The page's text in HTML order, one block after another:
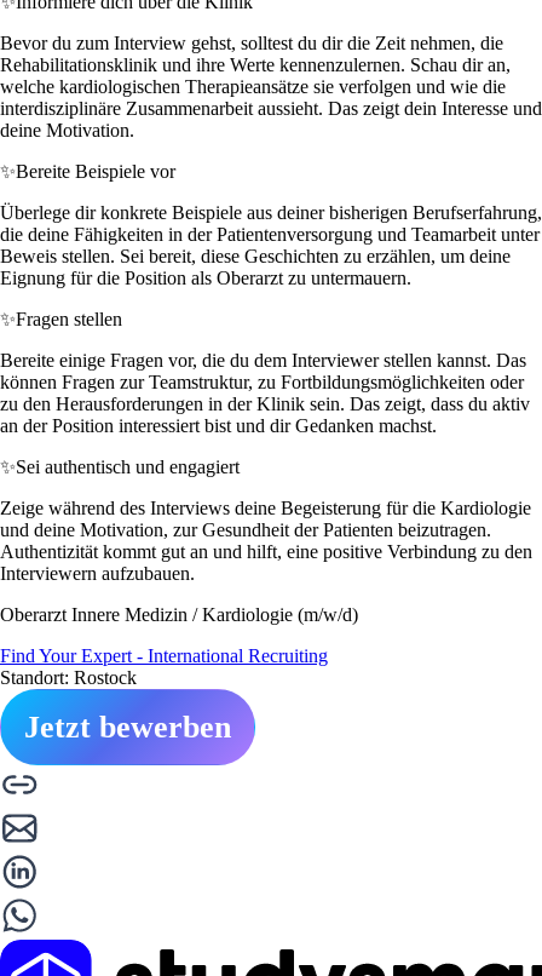
Bevor du zum Interview gehst, solltest du dir die Zeit nehmen, die
Rehabilitationsklinik und ihre Werte kennenzulernen. Schau dir an,
welche kardiologischen Therapieansätze sie verfolgen und wie die
interdisziplinäre Zusammenarbeit aussieht. Das zeigt dein Interesse und
deine Motivation.
✨Bereite Beispiele vor
Überlege dir konkrete Beispiele aus deiner bisherigen Berufserfahrung,
die deine Fähigkeiten in der Patientenversorgung und Teamarbeit unter
Beweis stellen. Sei bereit, diese Geschichten zu erzählen, um deine
Eignung für die Position als Oberarzt zu untermauern.
✨Fragen stellen
Bereite einige Fragen vor, die du dem Interviewer stellen kannst. Das
können Fragen zur Teamstruktur, zu Fortbildungsmöglichkeiten oder
zu den Herausforderungen in der Klinik sein. Das zeigt, dass du aktiv
an der Position interessiert bist und dir Gedanken machst.
✨Sei authentisch und engagiert
Zeige während des Interviews deine Begeisterung für die Kardiologie
und deine Motivation, zur Gesundheit der Patienten beizutragen.
Authentizität kommt gut an und hilft, eine positive Verbindung zu den
Interviewern aufzubauen.
Oberarzt Innere Medizin / Kardiologie (m/w/d)
Find Your Expert - International Recruiting
Standort: Rostock
Jetzt bewerben